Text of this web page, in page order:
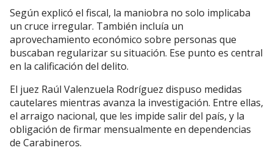
Según explicó el fiscal, la maniobra no solo implicaba
un cruce irregular. También incluía un
aprovechamiento económico sobre personas que
buscaban regularizar su situación. Ese punto es central
en la calificación del delito.
El juez Raúl Valenzuela Rodríguez dispuso medidas
cautelares mientras avanza la investigación. Entre ellas,
el arraigo nacional, que les impide salir del país, y la
obligación de firmar mensualmente en dependencias
de Carabineros.